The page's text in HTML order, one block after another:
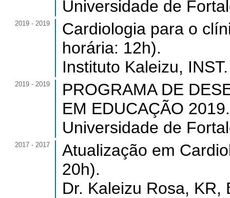
Universidade de
2019 - 2019
Cardiologia para o
horária: 12h).
Instituto Kaleizu,
2019 - 2019
PROGRAMA DE
EM EDUCAÇÃO
Universidade de
2017 - 2017
Atualização em
20h).
Dr. Kaleizu Rosa, KR,